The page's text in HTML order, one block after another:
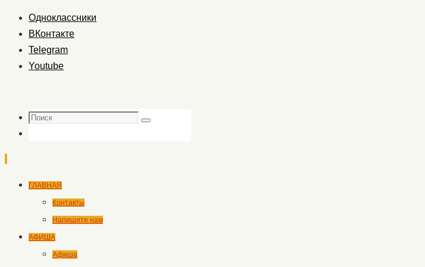
Одноклассники
ВКонтакте
Telegram
Youtube
Поиск
Поиск
Перейти
содержимому
ГЛАВНАЯ
Контакты
Напишите нам
АФИША
Афиша